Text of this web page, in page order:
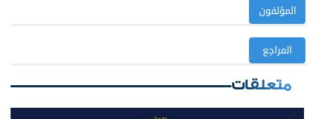
المؤلفون
المراجع
متعلقات